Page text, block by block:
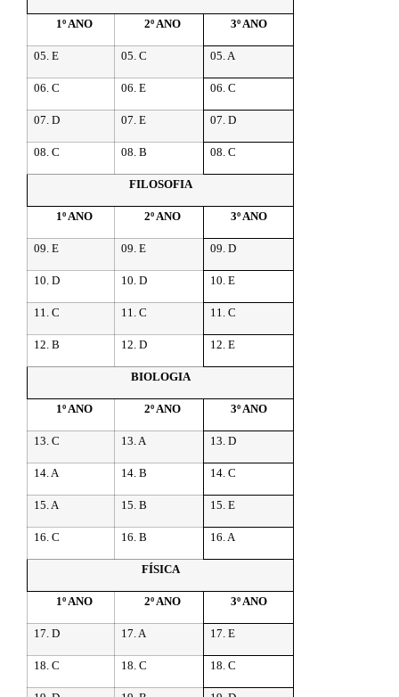
1º ANO 2º ANO 3º ANO
05. E 05. C 05. A
06. C 06. E 06. C
07. D 07. E 07. D
08. C 08. B 08. C
FILOSOFIA
1º ANO 2º ANO 3º ANO
09. E 09. E 09. D
10. D 10. D 10. E
11. C 11. C 11. C
12. B 12. D 12. E
BIOLOGIA
1º ANO 2º ANO 3º ANO
13. C 13. A 13. D
14. A 14. B 14. C
15. A 15. B 15. E
16. C 16. B 16. A
FÍSICA
1º ANO 2º ANO 3º ANO
17. D 17. A 17. E
18. C 18. C 18. C